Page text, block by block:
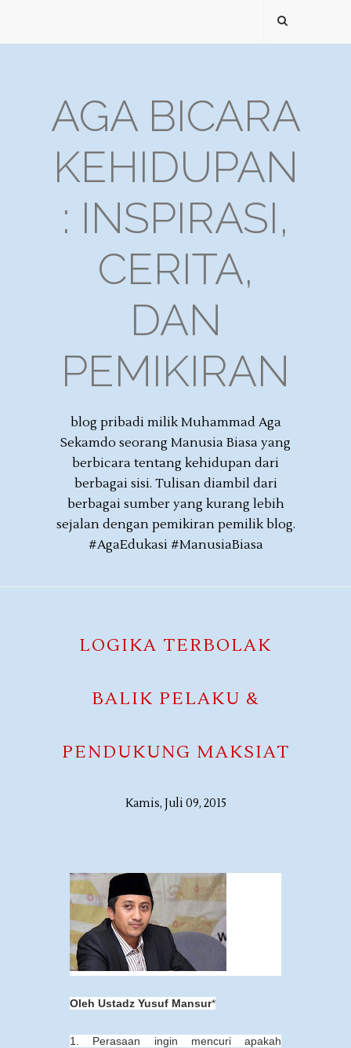
AGA BICARA
KEHIDUPAN
: INSPIRASI,
CERITA,
DAN
PEMIKIRAN
blog pribadi milik Muhammad Aga
Sekamdo seorang Manusia Biasa yang
berbicara tentang kehidupan dari
berbagai sisi. Tulisan diambil dari
berbagai sumber yang kurang lebih
sejalan dengan pemikiran pemilik blog.
#AgaEdukasi #ManusiaBiasa
LOGIKA TERBOLAK
BALIK PELAKU &
PENDUKUNG MAKSIAT
Kamis, Juli 09, 2015
Oleh Ustadz Yusuf Mansur*
1. Perasaan ingin mencuri apakah